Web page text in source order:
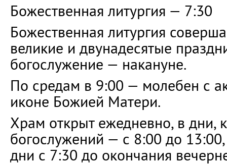
Божественная литургия — 7:30
Божественная литургия
великие и двунадесятые
богослужение — накануне.
По средам в 9:00 — молебен с
иконе Божией Матери.
Храм открыт ежедневно, в дни,
богослужений — с 8:00 до
дни с 7:30 до окончания